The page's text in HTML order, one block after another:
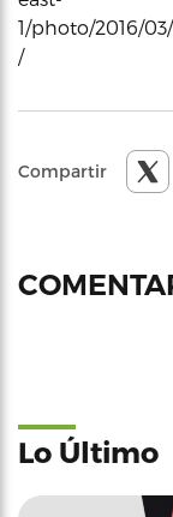
1/photo/2016/03/
/
Compartir
Lo Último